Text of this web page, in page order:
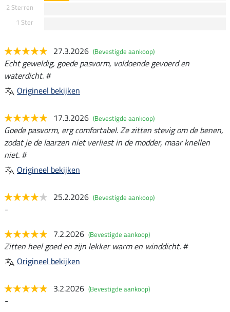
2 Sterren
1 Ster
27.3.2026 (Bevestigde aankoop)
Echt geweldig, goede pasvorm, voldoende gevoerd en
waterdicht. #
Origineel bekijken
17.3.2026 (Bevestigde aankoop)
Goede pasvorm, erg comfortabel. Ze zitten stevig om de benen,
zodat je de laarzen niet verliest in de modder, maar knellen
niet. #
Origineel bekijken
25.2.2026 (Bevestigde aankoop)
-
7.2.2026 (Bevestigde aankoop)
Zitten heel goed en zijn lekker warm en winddicht. #
Origineel bekijken
3.2.2026 (Bevestigde aankoop)
-